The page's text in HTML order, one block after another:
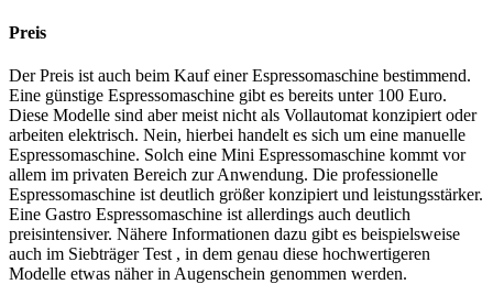
Preis
Der Preis ist auch beim Kauf einer Espressomaschine bestimmend.
Eine günstige Espressomaschine gibt es bereits unter 100 Euro.
Diese Modelle sind aber meist nicht als Vollautomat konzipiert oder
arbeiten elektrisch. Nein, hierbei handelt es sich um eine manuelle
Espressomaschine. Solch eine Mini Espressomaschine kommt vor
allem im privaten Bereich zur Anwendung. Die professionelle
Espressomaschine ist deutlich größer konzipiert und leistungsstärker.
Eine Gastro Espressomaschine ist allerdings auch deutlich
preisintensiver. Nähere Informationen dazu gibt es beispielsweise
auch im Siebträger Test , in dem genau diese hochwertigeren
Modelle etwas näher in Augenschein genommen werden.